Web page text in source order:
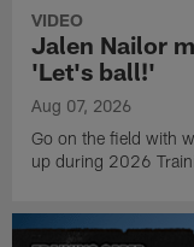
VIDEO
Jalen Nailor
'Let's ball!'
Aug 07, 2026
Go on the field with
up during 2026